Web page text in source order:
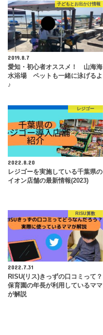
子どもとお出かけ情報
2019.8.7
愛知・初心者オススメ！ 山海海
水浴場 ペットも一緒に泳げるよ
♪
レジゴー
2022.8.20
レジゴーを実施している千葉県の
イオン店舗の最新情報(2023)
RISU算数
2022.7.31
RISU(リス)きっずの口コミって？
保育園の年長が利用しているママ
が解説